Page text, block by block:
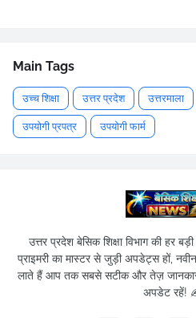
Main Tags
उच्च शिक्षा उत्तर प्रदेश उत्तरमाला
उपयोगी प्रपत्र उपयोगी फार्म
उत्तर प्रदेश बेसिक शिक्षा विभाग की हर
प्राइमरी का मास्टर से जुड़ी अपडेट्स हों,
लाते हैं आप तक सबसे सटीक और तेज़
अपडेट रहें!